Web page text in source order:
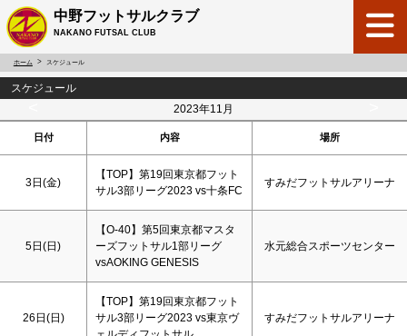
中野フットサルクラブ
NAKANO FUTSAL CLUB
ホーム スケジュール
スケジュール
2023年11月
日付 内容 場所
3日(金)
【TOP】第19回東京都フット
サル3部リーグ2023 vs十条FC
すみだフットサルアリーナ
5日(日)
【O-40】第5回東京都マスタ
ーズフットサル1部リーグ
vsAOKING GENESIS
水元総合スポーツセンター
26日(日)
【TOP】第19回東京都フット
サル3部リーグ2023 vs東京ヴ
すみだフットサルアリーナ